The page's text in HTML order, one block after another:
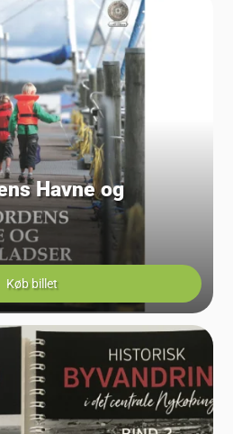
Havne og
Køb billet